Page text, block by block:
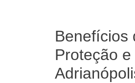
Benefícios
Proteção